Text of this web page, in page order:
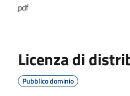
pdf
Licenza di
Pubblico dominio